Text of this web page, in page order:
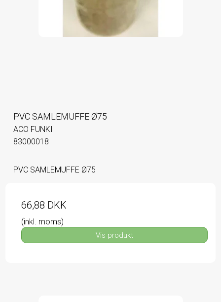
PVC SAMLEMUFFE Ø75
ACO FUNKI
83000018
PVC SAMLEMUFFE Ø75
66,88 DKK
(inkl. moms)
Vis produkt